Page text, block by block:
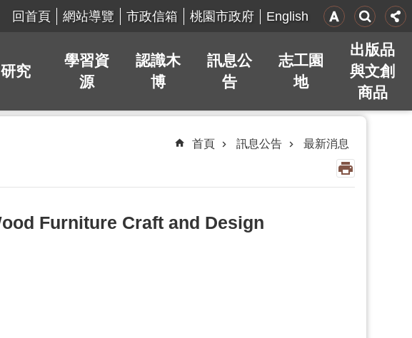
回首頁 網站導覽 市政信箱 桃園市政府 English
研究
學習資
源
認識木
博
訊息公
告
志工園
地
出版品
與文創
商品
首頁 訊息公告 最新消息
Furniture Craft and Design